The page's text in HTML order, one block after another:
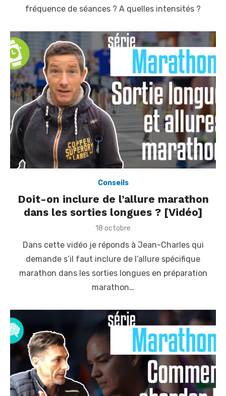
n
fréquence de séances ? A quelles intensités ?
Conseils
Doit-on inclure de l’allure marathon
dans les sorties longues ? [Vidéo]
P
s
t
e
d
n
18 octobre
Dans cette vidéo je réponds à Jean-Charles qui
demande s’il faut inclure de l’allure spécifique
marathon dans les sorties longues en préparation
marathon…